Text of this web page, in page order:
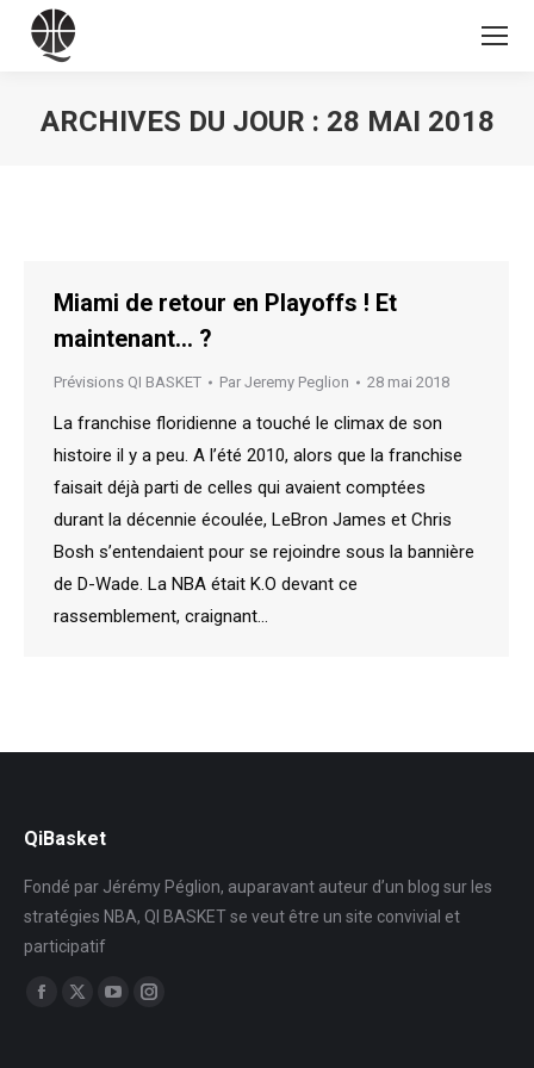
ARCHIVES DU JOUR : 28 MAI 2018
Miami de retour en Playoffs ! Et
maintenant… ?
Prévisions QI BASKET Par Jeremy Peglion 28 mai 2018
La franchise floridienne a touché le climax de son
histoire il y a peu. A l’été 2010, alors que la franchise
faisait déjà parti de celles qui avaient comptées
durant la décennie écoulée, LeBron James et Chris
Bosh s’entendaient pour se rejoindre sous la bannière
de D-Wade. La NBA était K.O devant ce
rassemblement, craignant…
QiBasket
Fondé par Jérémy Péglion, auparavant auteur d’un blog sur les
stratégies NBA, QI BASKET se veut être un site convivial et
participatif
Trouvez nous sur :
Facebook
X
YouTubeInstagram